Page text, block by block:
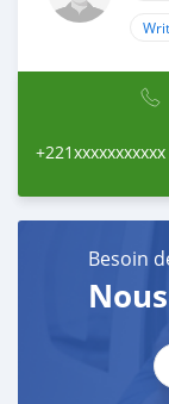
+221xxxxxxxxxxx
Besoin